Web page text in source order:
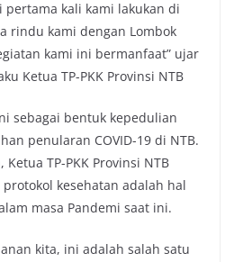
pertama kali kami lakukan di
rindu kami dengan Lombok
kami ini bermanfaat” ujar
Ketua TP-PKK Provinsi NTB
sebagai bentuk kepedulian
penularan COVID-19 di NTB.
TP-PKK Provinsi NTB
kesehatan adalah hal
masa Pandemi saat ini.
kita, ini adalah salah satu